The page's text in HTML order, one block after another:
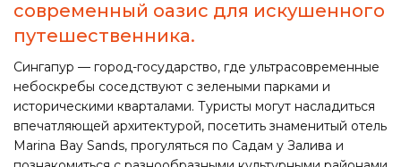
современный оазис для искушенного
путешественника.
Сингапур — город-государство, где ультрасовременные
небоскребы соседствуют с зелеными парками и
историческими кварталами. Туристы могут насладиться
впечатляющей архитектурой, посетить знаменитый отель
Marina Bay Sands, прогуляться по Садам у Залива и